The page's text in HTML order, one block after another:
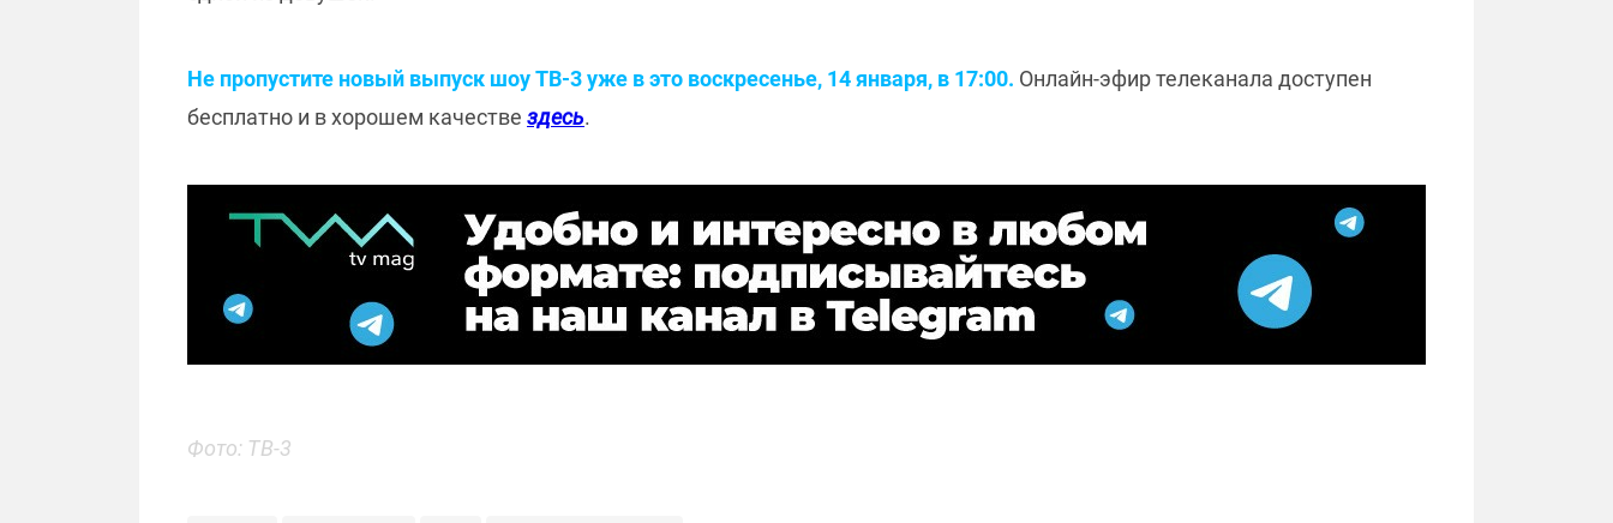
Не пропустите новый выпуск шоу ТВ-3 уже в это воскресенье, 14 января, в 17:00. Онлайн-эфир телеканала доступен
бесплатно и в хорошем качестве здесь.
Фото: ТВ-3